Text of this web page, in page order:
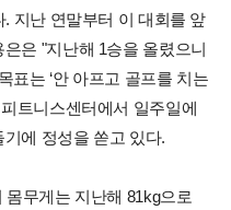
지난 연말부터 이 대회를 앞
은 "지난해 1승을 올렸으니
표는 ‘안 아프고 골프를 치는
트니스센터에서 일주일에
에 정성을 쏟고 있다.
무게는 지난해 81kg으로